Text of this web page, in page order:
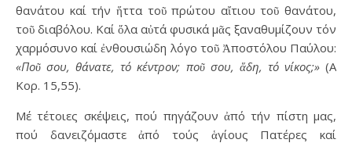
θανάτου καί τήν ἥττα τοῦ πρώτου αἴτιου τοῦ θανάτου,
τοῦ διαβόλου. Καί ὅλα αὐτά φυσικά μᾶς ξαναθυμίζουν τόν
χαρμόσυνο καί ἐνθουσιώδη λόγο τοῦ Ἀποστόλου Παύλου:
«Ποῦ σου, θάνατε, τό κέντρον; ποῦ σου, ἅδη, τό νίκος;»(Α΄
Κορ. 15,55).
Μέ τέτοιες σκέψεις, πού πηγάζουν ἀπό τήν πίστη μας,
πού δανειζόμαστε ἀπό τούς ἁγίους Πατέρες καί